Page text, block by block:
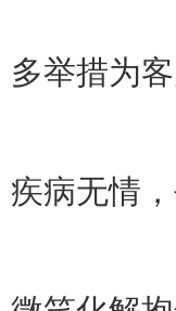
多举措为
疾病无情